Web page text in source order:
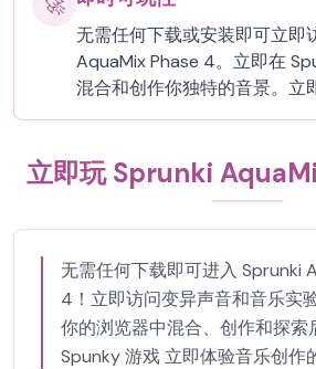
无需任何下载或安装即可立即
AquaMix Phase 4。立即在
混合和创作你独特的音景。立
立即玩 Sprunki
无需任何下载即可进入 Sprunki
4！立即访问变异声音和音乐实
你的浏览器中混合、创作和探索
Spunky 游戏 立即体验音乐创作